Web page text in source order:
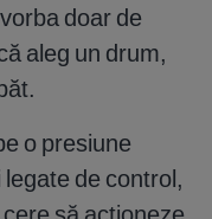
doar de
aleg un drum,
o presiune
de control,